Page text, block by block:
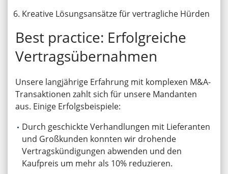
Kreative Lösungsansätze für vertragliche Hürden
Best practice: Erfolgreiche
Vertragsübernahmen
Unsere langjährige Erfahrung mit komplexen M&A-
Transaktionen zahlt sich für unsere Mandanten
aus. Einige Erfolgsbeispiele:
Durch geschickte Verhandlungen mit Lieferanten
und Großkunden konnten wir drohende
Vertragskündigungen abwenden und den
Kaufpreis um mehr als 10% reduzieren.